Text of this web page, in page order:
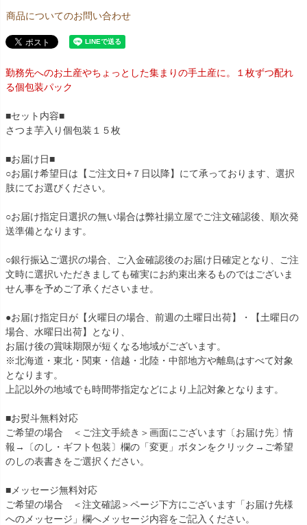
商品についてのお問い合わせ
勤務先へのお土産やちょっとした集まりの手土産に。１枚ずつ配れ
る個包装パック
■セット内容■
さつま芋入り個包装１５枚
■お届け日■
○お届け希望日は【ご注文日+７日以降】にて承っております、選択
肢にてお選びください。
○お届け指定日選択の無い場合は弊社揚立屋でご注文確認後、順次発
送準備となります。
○銀行振込ご選択の場合、ご入金確認後のお届け日確定となり、ご注
文時に選択いただきましても確実にお約束出来るものではございま
せん事を予めご了承くださいませ。
●お届け指定日が【火曜日の場合、前週の土曜日出荷】・【土曜日の
場合、水曜日出荷】となり、
お届け後の賞味期限が短くなる地域がございます。
※北海道・東北・関東・信越・北陸・中部地方や離島はすべて対象
となります。
上記以外の地域でも時間帯指定などにより上記対象となります。
■お熨斗無料対応
ご希望の場合 ＜ご注文手続き＞画面にございます〔お届け先〕情
報→〔のし・ギフト包装〕欄の「変更」ボタンをクリック→ご希望
のしの表書きをご選択ください。
■メッセージ無料対応
ご希望の場合 ＜注文確認＞ページ下方にございます「お届け先様
へのメッセージ」欄へメッセージ内容をご記入ください。